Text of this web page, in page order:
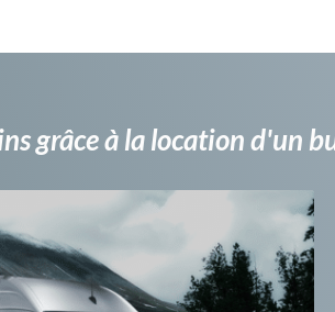
grâce à la location d'un